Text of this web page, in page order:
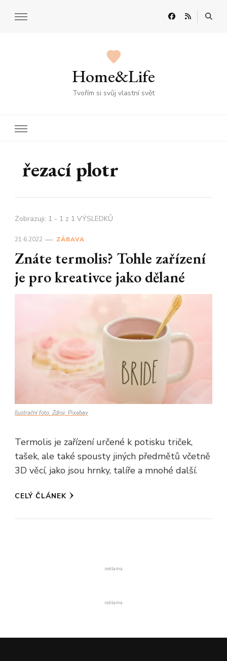
Home&Life
Tvořím si svůj vlastní svět
řezací plotr
Zobrazuji: 1 - 1 z 1 VÝSLEDKŮ
21.6.2022 ZÁBAVA
Znáte termolis? Tohle zařízení
je pro kreativce jako dělané
Ilustrační foto. Zdroj: Pixabay
Termolis je zařízení určené k potisku triček,
tašek, ale také spousty jiných předmětů včetně
3D věcí, jako jsou hrnky, talíře a mnohé další.
CELÝ ČLÁNEK
reklama
reklama